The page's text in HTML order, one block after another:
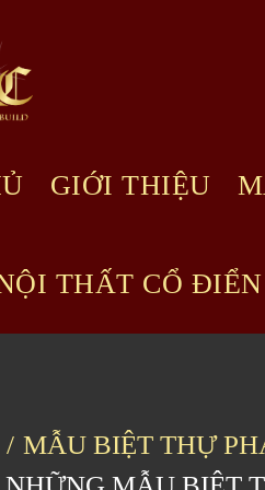
GIỚI THIỆU
THẤT CỔ ĐIỂN
MẪU BIỆT THỰ